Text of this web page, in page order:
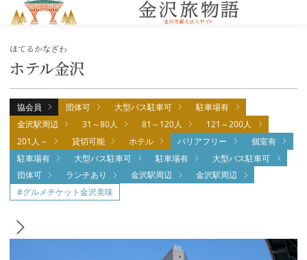
ホテル金沢
ほてるかなざわ
協会員 団体可 大型バス駐車可
駐車場有
金沢駅周辺
31～80人 81～120人
121～200人
201人～
貸切可能 ホテル バリアフリー
個室有
駐車場有
大型バス駐車可 駐車場有
大型バス駐車可
団体可
ランチあり 金沢駅周辺
金沢駅周辺
#グルメチケット金沢美味